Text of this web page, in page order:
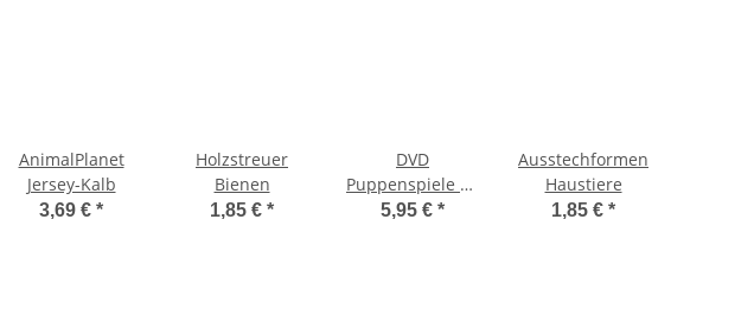
AnimalPlanet
Jersey-Kalb
3,69 € *
Holzstreuer
Bienen
1,85 € *
DVD
Puppenspiele zu
Noahs Arche
5,95 € *
Ausstechformen
Haustiere
1,85 € *